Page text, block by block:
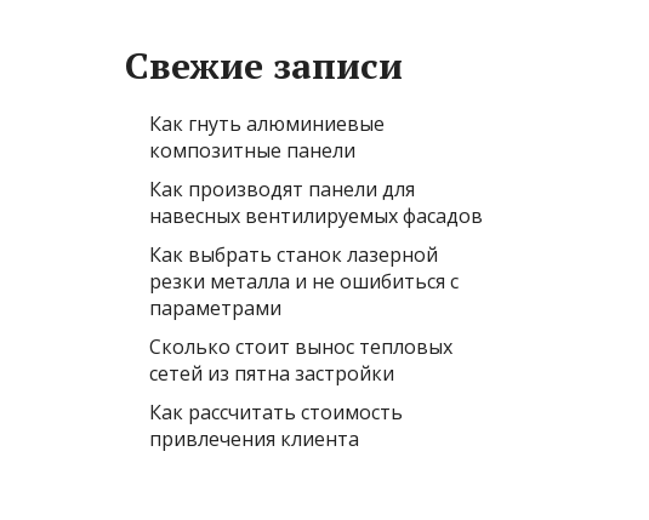
Свежие записи
Как гнуть алюминиевые
композитные панели
Как производят панели для
навесных вентилируемых фасадов
Как выбрать станок лазерной
резки металла и не ошибиться с
параметрами
Сколько стоит вынос тепловых
сетей из пятна застройки
Как рассчитать стоимость
привлечения клиента